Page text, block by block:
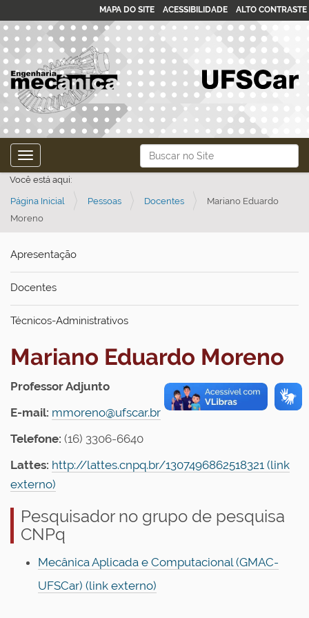
Busca
Busca Avançada…
MAPA DO SITE ACESSIBILIDADE ALTO CONTRASTE
Toggle navigation
Você está aqui:
Página Inicial Pessoas Docentes
Mariano Eduardo
Moreno
Apresentação
Docentes
Técnicos-Administrativos
Mariano Eduardo Moreno
Professor Adjunto
E-mail: mmoreno@ufscar.br
Telefone: (16) 3306-6640
Lattes: http://lattes.cnpq.br/1307496862518321 (link
externo)
Pesquisador no grupo de pesquisa
CNPq
Mecânica Aplicada e Computacional (GMAC-
UFSCar) (link externo)